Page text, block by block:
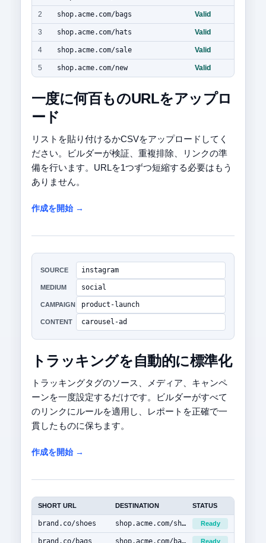
2 shop.acme.com/bags Valid
3 shop.acme.com/hats Valid
4 shop.acme.com/sale Valid
5 shop.acme.com/new Valid
一度に何百ものURLをアップロ
ード
リストを貼り付けるかCSVをアップロードしてく
ださい。ビルダーが検証、重複排除、リンクの準
備を行います。URLを1つずつ短縮する必要はもう
ありません。
作成を開始 →
SOURCE instagram
MEDIUM social
CAMPAIGN product-launch
CONTENT carousel-ad
トラッキングを自動的に標準化
トラッキングタグのソース、メディア、キャンペ
ーンを一度設定するだけです。ビルダーがすべて
のリンクにルールを適用し、レポートを正確で一
貫したものに保ちます。
作成を開始 →
SHORT URL DESTINATION STATUS
brand.co/shoes shop.acme.com/shoes Ready
Ready